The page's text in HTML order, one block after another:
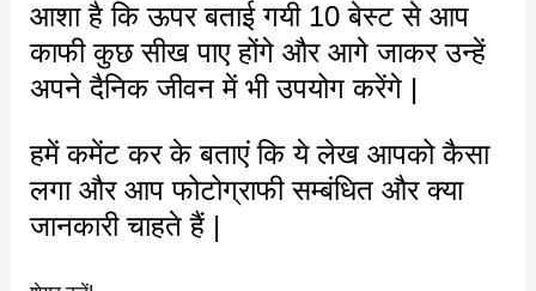
आशा है कि ऊपर बताई गयी 10 बेस्ट से आप
काफी कुछ सीख पाए होंगे और आगे जाकर उन्हें
अपने दैनिक जीवन में भी उपयोग करेंगे |
हमें कमेंट कर के बताएं कि ये लेख आपको कैसा
लगा और आप फोटोग्राफी सम्बंधित और क्या
जानकारी चाहते हैं |